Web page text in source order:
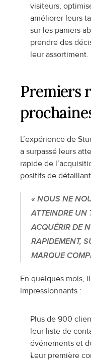
visiteurs,
améliorer leurs
sur les paniers
prendre des
leur assortiment.
Premiers
L’expérience de
a surpassé leurs
rapide de
positifs de
« NOUS NE
ATTEINDRE UN
ACQUÉRIR DE
RAPIDEMENT,
MARQUE
En quelques mois,
impressionnants :
Plus de 900
leur liste de
événements et
Leur première